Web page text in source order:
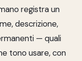
registra un
descrizione,
— quali
tono usare, con